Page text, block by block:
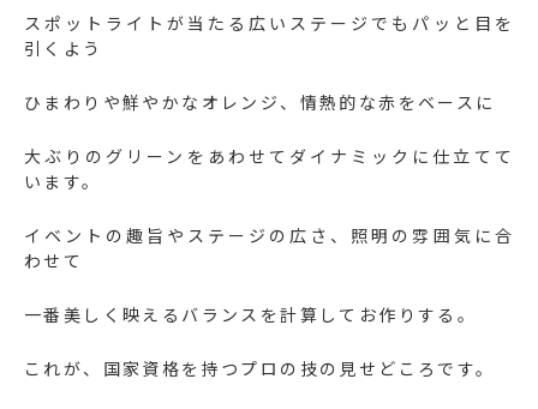
スポットライトが当たる広いステージでもパッと目を
引くよう
ひまわりや鮮やかなオレンジ、情熱的な赤をベースに
大ぶりのグリーンをあわせてダイナミックに仕立てて
います。
イベントの趣旨やステージの広さ、照明の雰囲気に合
わせて
一番美しく映えるバランスを計算してお作りする。
これが、国家資格を持つプロの技の見せどころです。